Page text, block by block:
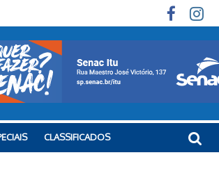
CLASSIFICADOS